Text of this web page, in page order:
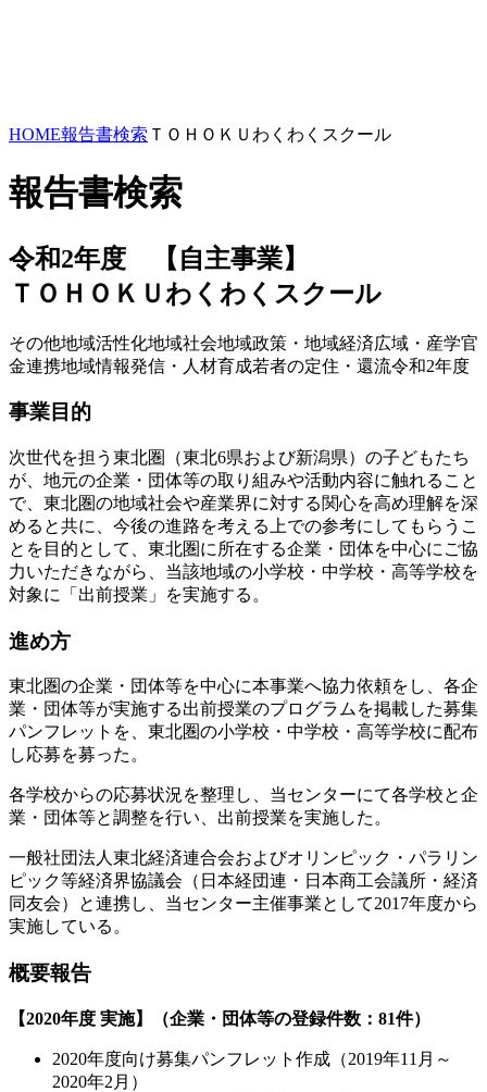
HOME報告書検索 ＴＯＨＯＫＵわくわくスクール
報告書検索
令和2年度 【自主事業】
ＴＯＨＯＫＵわくわくスクール
その他地域活性化地域社会地域政策・地域経済広域・産学官
金連携地域情報発信・人材育成若者の定住・還流令和2年度
事業目的
次世代を担う東北圏（東北6県および新潟県）の子どもたち
が、地元の企業・団体等の取り組みや活動内容に触れること
で、東北圏の地域社会や産業界に対する関心を高め理解を深
めると共に、今後の進路を考える上での参考にしてもらうこ
とを目的として、東北圏に所在する企業・団体を中心にご協
力いただきながら、当該地域の小学校・中学校・高等学校を
対象に「出前授業」を実施する。
進め方
東北圏の企業・団体等を中心に本事業へ協力依頼をし、各企
業・団体等が実施する出前授業のプログラムを掲載した募集
パンフレットを、東北圏の小学校・中学校・高等学校に配布
し応募を募った。
各学校からの応募状況を整理し、当センターにて各学校と企
業・団体等と調整を行い、出前授業を実施した。
一般社団法人東北経済連合会およびオリンピック・パラリン
ピック等経済界協議会（日本経団連・日本商工会議所・経済
同友会）と連携し、当センター主催事業として2017年度から
実施している。
概要報告
【2020年度 実施】（企業・団体等の登録件数：81件）
2020年度向け募集パンフレット作成（2019年11月～
2020年2月）